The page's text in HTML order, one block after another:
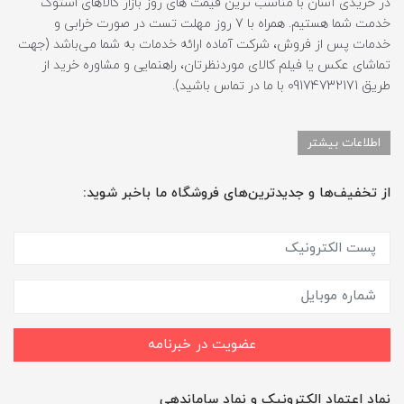
خدمت شما هستیم. همراه با 7 روز مهلت تست در صورت خرابی و
خدمات پس از فروش، شرکت آماده ارائه خدمات به شما می‌باشد (جهت
تماشای عکس یا فیلم کالای موردنظرتان، راهنمایی و مشاوره خرید از
طریق 09174732171 با ما در تماس باشید).
اطلاعات بیشتر
از تخفیف‌ها و جدیدترین‌های فروشگاه ما باخبر شوید:
عضویت در خبرنامه
نماد اعتماد الکترونیک و نماد ساماندهی